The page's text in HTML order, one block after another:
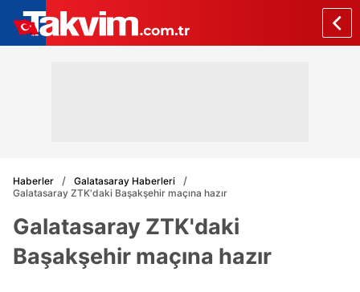
Haberler
Galatasaray Haberleri
Galatasaray ZTK'daki Başakşehir maçına hazır
Galatasaray ZTK'daki
Başakşehir maçına hazır